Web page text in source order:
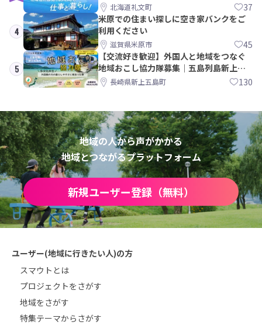
北海道礼文町 37
4
米原での住まい探しに空き家バンクをご
利用ください
滋賀県米原市 45
5
【交流好き歓迎】外国人と地域をつなぐ
地域おこし協力隊募集｜五島列島新上五
島町長崎県新上五島町 130
地域の人から声がかかる
地域とつながるプラットフォーム
新規ユーザー登録（無料）
ユーザー(地域に行きたい人)の方
スマウトとは
プロジェクトをさがす
地域をさがす
特集テーマからさがす